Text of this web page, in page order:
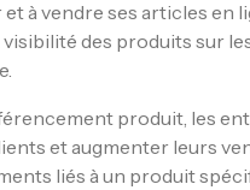
à vendre ses articles en
des produits sur
produit, les
et augmenter leurs
liés à un produit